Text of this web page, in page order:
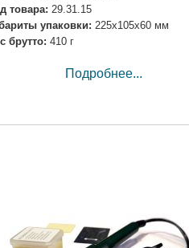
товара: 29.31.15
упаковки: 225x105x60 мм
брутто: 410 г
Подробнее...